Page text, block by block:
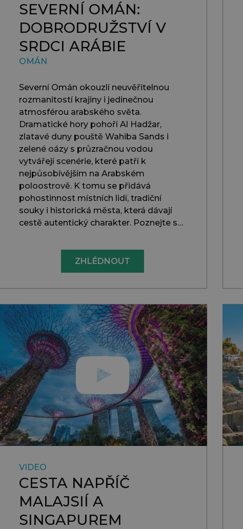
SEVERNÍ OMÁN:
DOBRODRUŽSTVÍ V
SRDCI ARÁBIE
OMÁN
Severní Omán okouzlí neuvěřitelnou
rozmanitostí krajiny i jedinečnou
atmosférou arabského světa.
Dramatické hory pohoří Al Hadžar,
zlatavé duny pouště Wahiba Sands i
zelené oázy s průzračnou vodou
vytvářejí scenérie, které patří k
nejpůsobivějším na Arabském
poloostrově. K tomu se přidává
pohostinnost místních lidí, tradiční
souky i historická města, která dávají
cestě autentický charakter. Poznejte s…
ZHLÉDNOUT
VIDEO
CESTA NAPŘÍČ
MALAJSIÍ A
SINGAPUREM